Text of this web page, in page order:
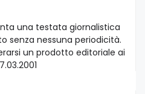
una testata giornalistica
senza nessuna periodicità.
un prodotto editoriale ai